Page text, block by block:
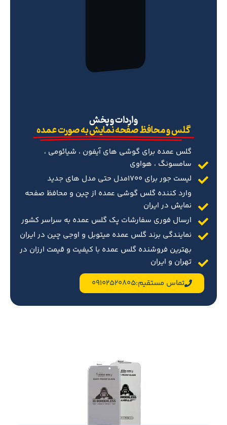
‌واردات و پخش
گلس و محافظ صفحه نمایش به صورت عمده
گلس عمده برای گوشی های آیفون ، شیائومی ،
سامسونگ ، هواوی
لیست جور برای 1700مدل حتی مدل های جدید
وارد کننده گلس گوشی عمده از چین و محافظ صفحه
نمایش در ایران
ارسال فوری سفارشات پک گلس عمده به سراسر کشور
نمایندگی برند گلس عمده میتوبل و اوجی چین در ایران
بهترین فروشنده گلس عمده با کیفیت و قیمت ارزان در
تهران و ایران
تماس مستقیم:09102520805